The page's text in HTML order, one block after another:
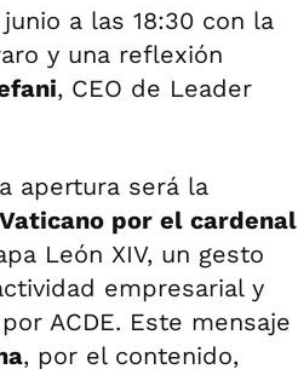
a las 18:30 con la
y una reflexión
, CEO de Leader
apertura será la
por el cardenal
León XIV, un gesto
empresarial y
ACDE. Este mensaje
, por el contenido,